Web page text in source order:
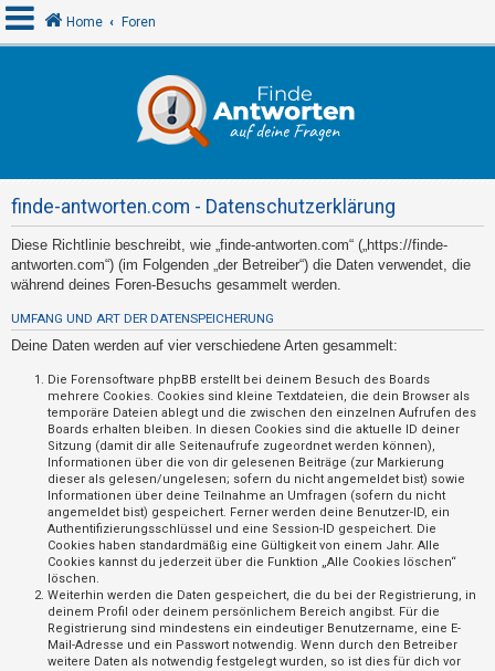
e
l
d
e
Home Foren
finde-antworten.com - Datenschutzerklärung
Diese Richtlinie beschreibt, wie „finde-antworten.com“ („https://finde-
antworten.com“) (im Folgenden „der Betreiber“) die Daten verwendet, die
während deines Foren-Besuchs gesammelt werden.
UMFANG UND ART DER DATENSPEICHERUNG
Deine Daten werden auf vier verschiedene Arten gesammelt:
Die Forensoftware phpBB erstellt bei deinem Besuch des Boards
mehrere Cookies. Cookies sind kleine Textdateien, die dein Browser als
temporäre Dateien ablegt und die zwischen den einzelnen Aufrufen des
Boards erhalten bleiben. In diesen Cookies sind die aktuelle ID deiner
Sitzung (damit dir alle Seitenaufrufe zugeordnet werden können),
Informationen über die von dir gelesenen Beiträge (zur Markierung
dieser als gelesen/ungelesen; sofern du nicht angemeldet bist) sowie
Informationen über deine Teilnahme an Umfragen (sofern du nicht
angemeldet bist) gespeichert. Ferner werden deine Benutzer-ID, ein
Authentifizierungsschlüssel und eine Session-ID gespeichert. Die
Cookies haben standardmäßig eine Gültigkeit von einem Jahr. Alle
Cookies kannst du jederzeit über die Funktion „Alle Cookies löschen“
löschen.
Weiterhin werden die Daten gespeichert, die du bei der Registrierung, in
deinem Profil oder deinem persönlichem Bereich angibst. Für die
Registrierung sind mindestens ein eindeutiger Benutzername, eine E-
Mail-Adresse und ein Passwort notwendig. Wenn durch den Betreiber
weitere Daten als notwendig festgelegt wurden, so ist dies für dich vor